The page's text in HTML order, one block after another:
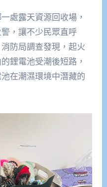
處露天資源回收場，
，讓不少民眾直呼
防局調查發現，起火
鋰電池受潮後短路，
在潮濕環境中潛藏的